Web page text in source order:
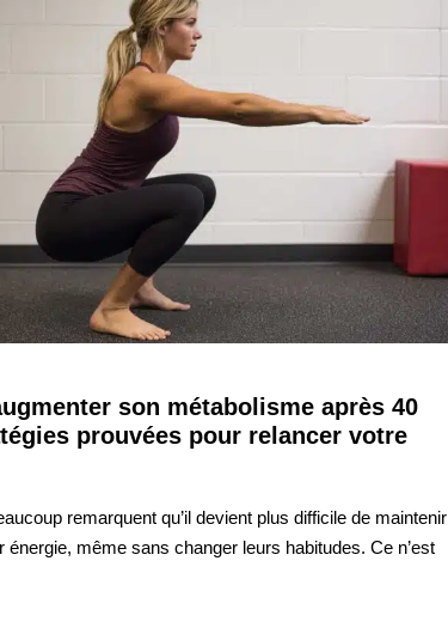
son métabolisme après 40
prouvées pour relancer votre
remarquent qu’il devient plus difficile de maintenir
énergie, même sans changer leurs habitudes. Ce n’est